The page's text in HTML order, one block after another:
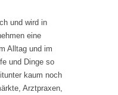
und wird in
eine
Alltag und im
und Dinge so
kaum noch
Arztpraxen,